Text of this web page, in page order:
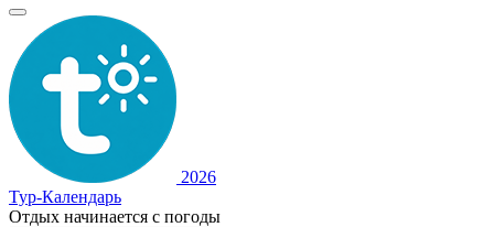
2026
Тур-Календарь
Отдых начинается с погоды